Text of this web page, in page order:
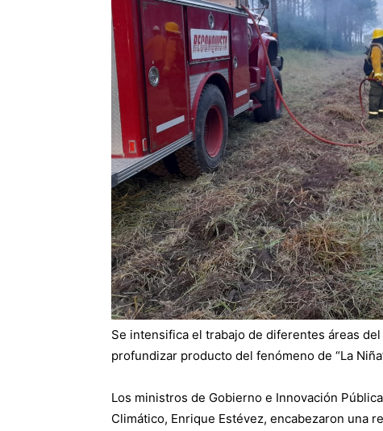
Se intensifica el trabajo de diferentes áreas
profundizar producto del fenómeno de “La
Los ministros de Gobierno e Innovación
Climático, Enrique Estévez, encabezaron una